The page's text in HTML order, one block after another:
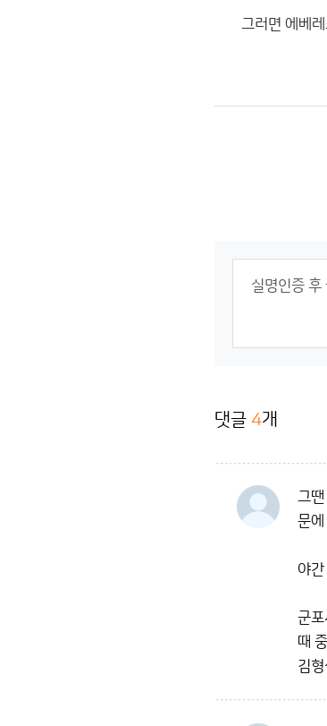
그러면 에베
댓글 4개
그
문
야
군
때
김형